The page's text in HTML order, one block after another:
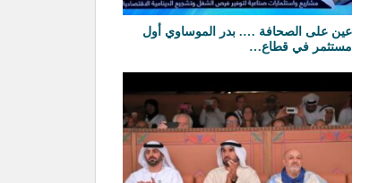
عين على الصحافة …. بدر الموساوي أول
مستثمر في قطاع…